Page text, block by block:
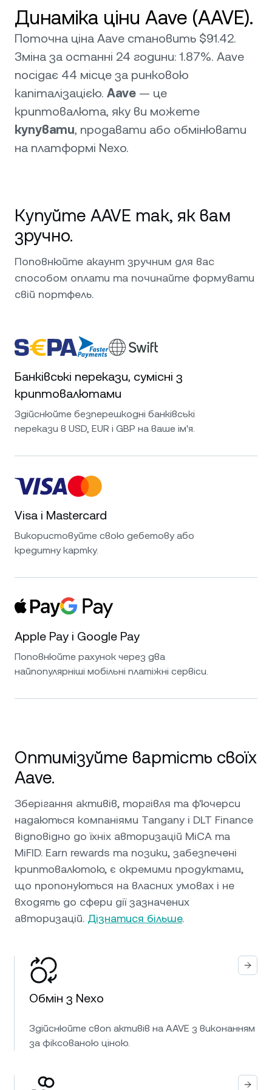
Динаміка ціни Aave (AAVE).
Поточна ціна Aave становить $91.42.
Зміна за останні 24 години: 1.87%. Aave
посідає 44 місце за ринковою
капіталізацією. Aave — це
криптовалюта, яку ви можете
купувати, продавати або обмінювати
на платформі Nexo.
Купуйте AAVE так, як вам
зручно.
Поповнюйте акаунт зручним для вас
способом оплати та починайте формувати
свій портфель.
Банківські перекази, сумісні з
криптовалютами
Здійснюйте безперешкодні банківські
перекази в USD, EUR і GBP на ваше ім'я.
Visa і Mastercard
Використовуйте свою дебетову або
кредитну картку.
Apple Pay і Google Pay
Поповнюйте рахунок через два
найпопулярніші мобільні платіжні сервіси.
Оптимізуйте вартість своїх
Aave.
Зберігання активів, торгівля та ф'ючерси
надаються компаніями Tangany і DLT Finance
відповідно до їхніх авторизацій MiCA та
MiFID. Earn rewards та позики, забезпечені
криптовалютою, є окремими продуктами,
що пропонуються на власних умовах і не
входять до сфери дії зазначених
авторизацій. Дізнатися більше.
Обмін з Nexo
Здійснюйте своп активів на AAVE з виконанням
за фіксованою ціною.